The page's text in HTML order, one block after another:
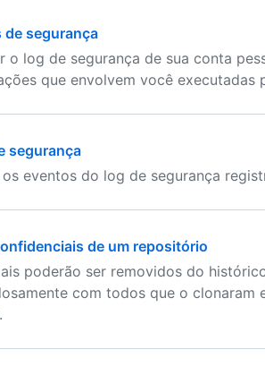
de segurança
o log de segurança de sua conta
que envolvem você executadas
segurança
eventos do log de segurança
de um repositório
poderão ser removidos do
com todos que o clonaram